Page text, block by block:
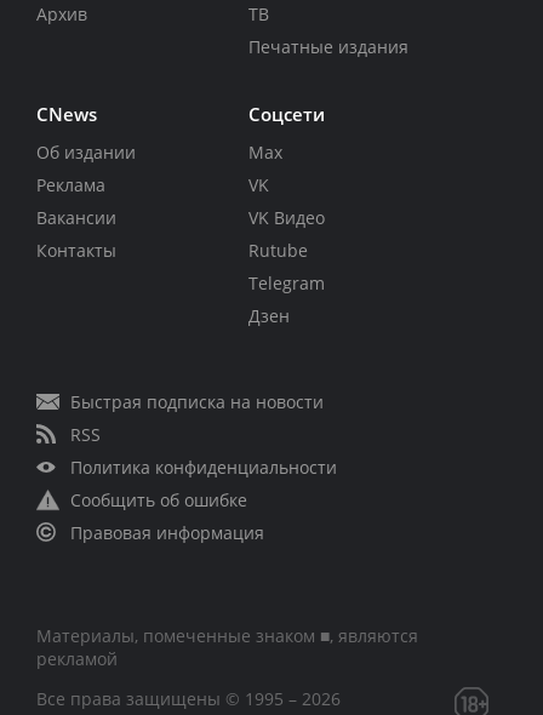
Архив
ТВ
Печатные издания
CNews
Об издании
Реклама
Вакансии
Контакты
Соцсети
Max
VK
VK Видео
Rutube
Telegram
Дзен
Быстрая подписка на новости
RSS
Политика конфиденциальности
Сообщить об ошибке
Правовая информация
Материалы, помеченные знаком ■, являются
рекламой
Все права защищены © 1995 – 2026